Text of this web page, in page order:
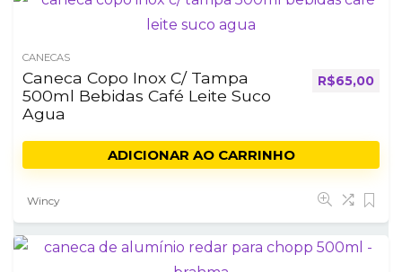
CANECAS
Caneca Copo Inox C/ Tampa
500ml Bebidas Café Leite Suco
Agua
R$65,00
ADICIONAR AO CARRINHO
Wincy